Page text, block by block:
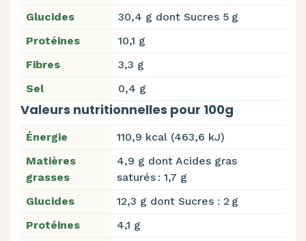
Glucides
30,4 g dont Sucres 5 g
Protéines
10,1 g
Fibres
3,3 g
Sel
0,4 g
Valeurs nutritionnelles pour 100g
Énergie
110,9 kcal (463,6 kJ)
Matières
grasses
4,9 g dont Acides gras
saturés : 1,7 g
Glucides
12,3 g dont Sucres : 2 g
Protéines
4,1 g